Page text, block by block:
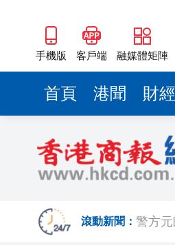
手機版 客戶端 融媒體矩陣
首頁 港聞 財經
滾動新聞：
警方